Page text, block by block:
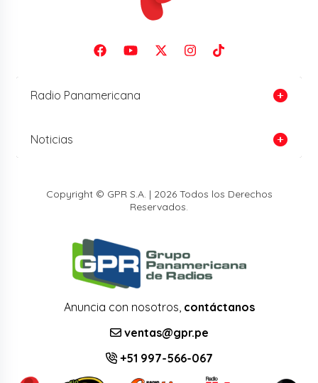
Radio Panamericana
Noticias
Copyright © GPR S.A. | 2026 Todos los Derechos
Reservados.
Anuncia con nosotros, contáctanos
ventas@gpr.pe
+51 997-566-067